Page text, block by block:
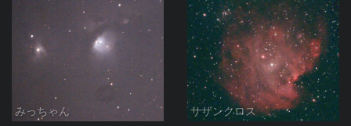
みっちゃん サザンクロス